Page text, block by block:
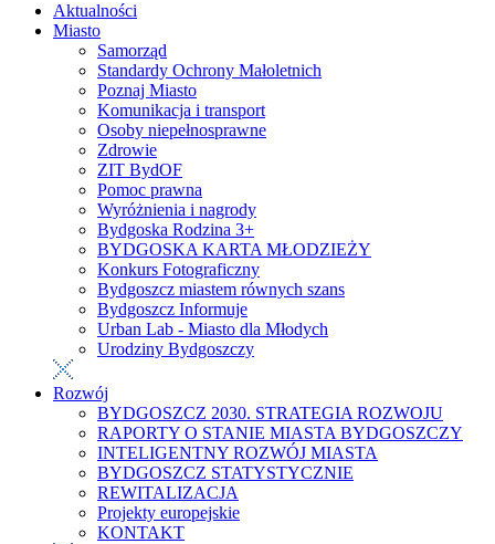
Aktualności
Miasto
Samorząd
Standardy Ochrony Małoletnich
Poznaj Miasto
Komunikacja i transport
Osoby niepełnosprawne
Zdrowie
ZIT BydOF
Pomoc prawna
Wyróżnienia i nagrody
Bydgoska Rodzina 3+
BYDGOSKA KARTA MŁODZIEŻY
Konkurs Fotograficzny
Bydgoszcz miastem równych szans
Bydgoszcz Informuje
Urban Lab - Miasto dla Młodych
Urodziny Bydgoszczy
Rozwój
BYDGOSZCZ 2030. STRATEGIA ROZWOJU
RAPORTY O STANIE MIASTA BYDGOSZCZY
INTELIGENTNY ROZWÓJ MIASTA
BYDGOSZCZ STATYSTYCZNIE
REWITALIZACJA
Projekty europejskie
KONTAKT